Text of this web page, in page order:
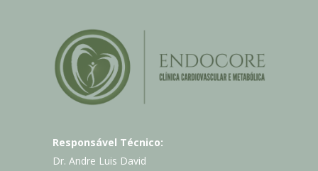
Responsável Técnico:
Dr. Andre Luis David